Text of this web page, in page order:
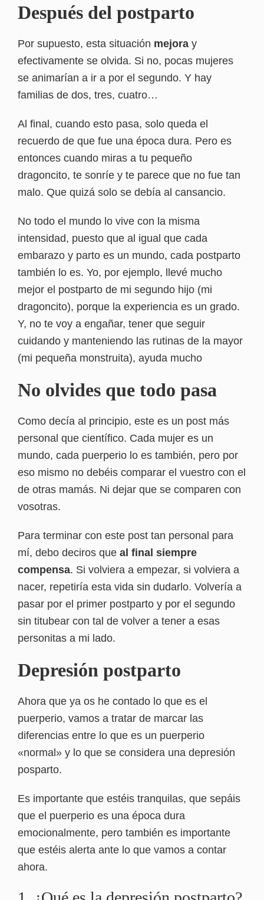
Después del postparto
Por supuesto, esta situación mejora y
efectivamente se olvida. Si no, pocas mujeres
se animarían a ir a por el segundo. Y hay
familias de dos, tres, cuatro…
Al final, cuando esto pasa, solo queda el
recuerdo de que fue una época dura. Pero es
entonces cuando miras a tu pequeño
dragoncito, te sonríe y te parece que no fue tan
malo. Que quizá solo se debía al cansancio.
No todo el mundo lo vive con la misma
intensidad, puesto que al igual que cada
embarazo y parto es un mundo, cada postparto
también lo es. Yo, por ejemplo, llevé mucho
mejor el postparto de mi segundo hijo (mi
dragoncito), porque la experiencia es un grado.
Y, no te voy a engañar, tener que seguir
cuidando y manteniendo las rutinas de la mayor
(mi pequeña monstruita), ayuda mucho
No olvides que todo pasa
Como decía al principio, este es un post más
personal que científico. Cada mujer es un
mundo, cada puerperio lo es también, pero por
eso mismo no debéis comparar el vuestro con el
de otras mamás. Ni dejar que se comparen con
vosotras.
Para terminar con este post tan personal para
mí, debo deciros que al final siempre
compensa. Si volviera a empezar, si volviera a
nacer, repetiría esta vida sin dudarlo. Volvería a
pasar por el primer postparto y por el segundo
sin titubear con tal de volver a tener a esas
personitas a mi lado.
Depresión postparto
Ahora que ya os he contado lo que es el
puerperio, vamos a tratar de marcar las
diferencias entre lo que es un puerperio
«normal» y lo que se considera una depresión
posparto.
Es importante que estéis tranquilas, que sepáis
que el puerperio es una época dura
emocionalmente, pero también es importante
que estéis alerta ante lo que vamos a contar
ahora.